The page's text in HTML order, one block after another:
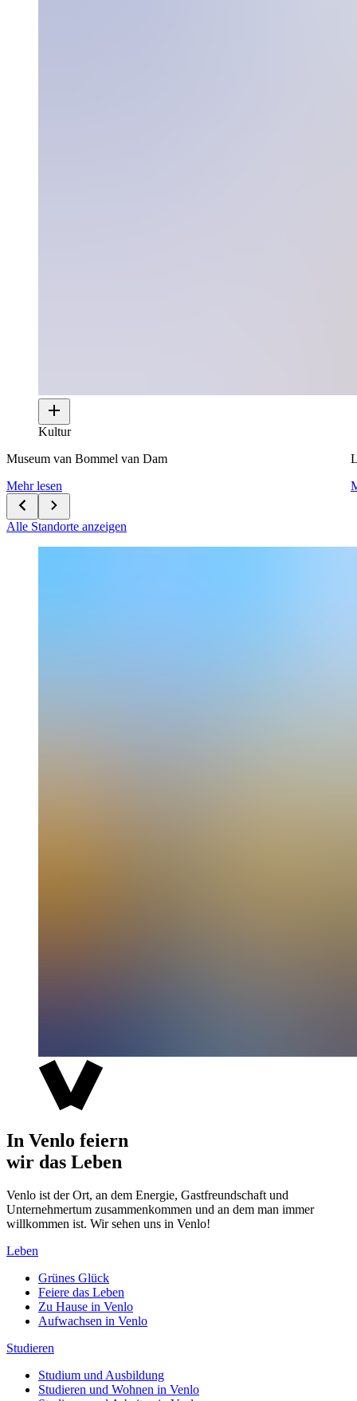
Kultur
Museum van Bommel van Dam
Mehr lesen
Alle Standorte anzeigen
In Venlo feiern
wir das Leben
Venlo ist der Ort, an dem Energie, Gastfreundschaft und
Unternehmertum zusammenkommen und an dem man immer
willkommen ist. Wir sehen uns in Venlo!
Leben
Grünes Glück
Feiere das Leben
Zu Hause in Venlo
Aufwachsen in Venlo
Studieren
Studium und Ausbildung
Studieren und Wohnen in Venlo